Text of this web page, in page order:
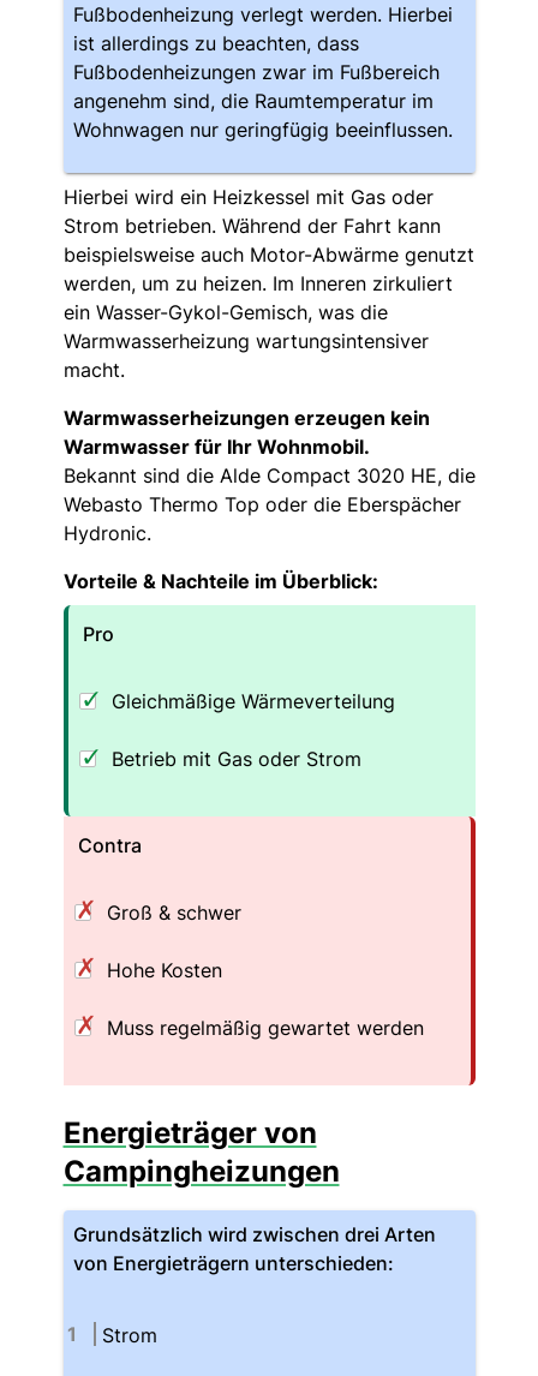
Fußbodenheizung verlegt werden. Hierbei
ist allerdings zu beachten, dass
Fußbodenheizungen zwar im Fußbereich
angenehm sind, die Raumtemperatur im
Wohnwagen nur geringfügig beeinflussen.
Hierbei wird ein Heizkessel mit Gas oder
Strom betrieben. Während der Fahrt kann
beispielsweise auch Motor-Abwärme genutzt
werden, um zu heizen. Im Inneren zirkuliert
ein Wasser-Gykol-Gemisch, was die
Warmwasserheizung wartungsintensiver
macht.
Warmwasserheizungen erzeugen kein
Warmwasser für Ihr Wohnmobil.
Bekannt sind die Alde Compact 3020 HE, die
Webasto Thermo Top oder die Eberspächer
Hydronic.
Vorteile & Nachteile im Überblick:
Pro
Gleichmäßige Wärmeverteilung
Betrieb mit Gas oder Strom
Contra
Groß & schwer
Hohe Kosten
Muss regelmäßig gewartet werden
Energieträger von
Campingheizungen
Grundsätzlich wird zwischen drei Arten
von Energieträgern unterschieden:
Strom